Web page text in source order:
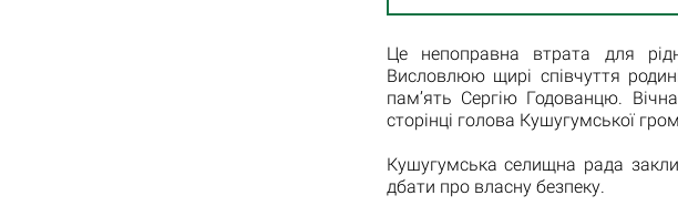
Це непоправна втрата для
Висловлюю щирі співчуття
пам’ять Сергію Годованцю.
сторінці голова Кушугумської
Кушугумська селищна рада
дбати про власну безпеку.